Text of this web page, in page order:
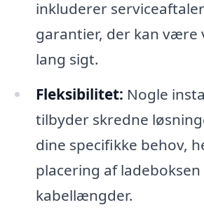
inkluderer
garantier, der kan
lang sigt.
Fleksibilitet: Nogle
tilbyder skredne
dine specifikke behov,
placering af ladeboksen
kabellængder.